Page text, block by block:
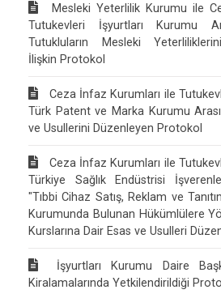
Mesleki Yeterlilik Kurumu ile
Tutukevleri İşyurtları Kurumu
Tutukluların Mesleki
İlişkin Protokol
Ceza İnfaz Kurumları ile
Türk Patent ve Marka Kurumu
ve Usullerini Düzenleyen Protokol
Ceza İnfaz Kurumları ile
Türkiye Sağlık Endüstrisi
"Tıbbi Cihaz Satış, Reklam ve
Kurumunda Bulunan Hükümlülere
Kurslarına Dair Esas ve Usulleri
İşyurtları Kurumu Daire
Kiralamalarında Yetkilendirildiği